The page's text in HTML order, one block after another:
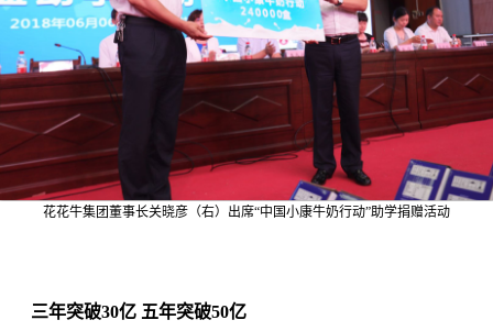
花花牛集团董事长关晓彦（右）出席“中国小康牛奶行动”助学捐赠活动
三年突破30亿 五年突破50亿